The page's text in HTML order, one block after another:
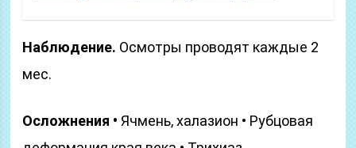
Наблюдение. Осмотры проводят каждые 2
мес.
Осложнения • Ячмень, халазион • Рубцовая